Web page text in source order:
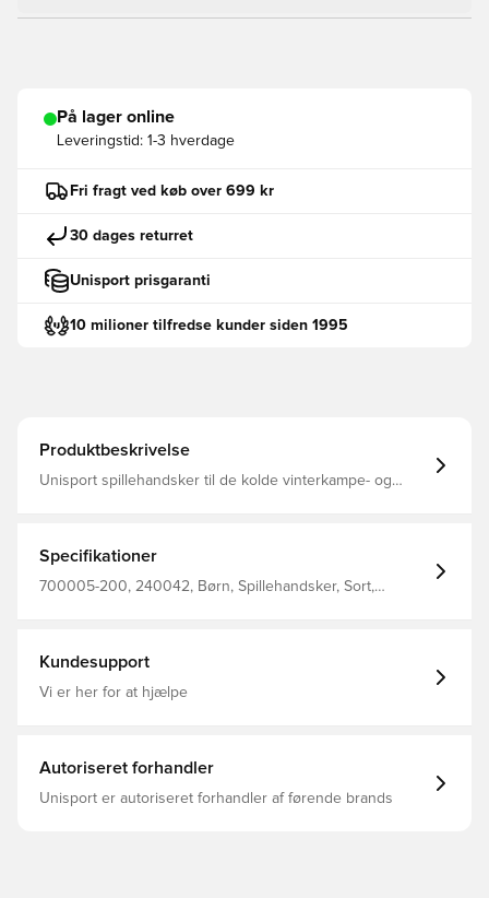
På lager online
Leveringstid: 1-3 hverdage
Fri fragt ved køb over 699 kr
30 dages returret
Unisport prisgaranti
10 milioner tilfredse kunder siden 1995
Produktbeskrivelse
Unisport spillehandsker til de kolde vinterkampe- og
gør at du sikkert og effektivt kan ses i mørket Designet
med stilfuldt Unisport-logo på ydersiden Fremstillet i 85%
polyester og 15% elastan.
Specifikationer
700005-200, 240042, Børn, Spillehandsker, Sort,
Kundesupport
Vi er her for at hjælpe
Autoriseret forhandler
Unisport er autoriseret forhandler af førende brands